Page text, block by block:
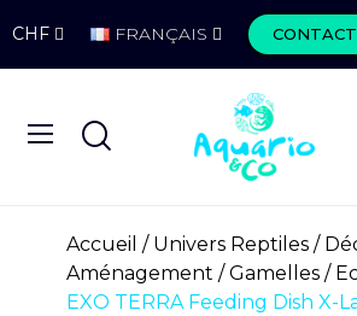
CHF FRANÇAIS CONTACT
Accueil Univers Reptiles
Aménagement
Gamelles /
EXO TERRA Feeding Dish X-